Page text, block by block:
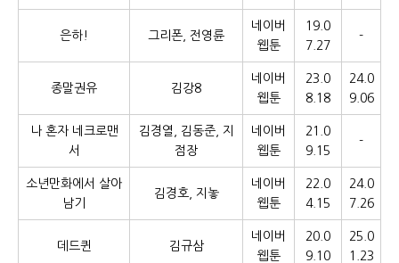
은하! 그리폰, 전영륜
네이버
웹툰
19.0
7.27
-
종말권유 김강8
네이버
웹툰
23.0
8.18
24.0
9.06
나 혼자 네크로맨
서
김경열, 김동준, 지
점장
네이버
웹툰
21.0
9.15
-
소년만화에서 살아
남기
김경호, 지놓
네이버
웹툰
22.0
4.15
24.0
7.26
데드퀸 김규삼
네이버
웹툰
20.0
9.10
25.0
1.23